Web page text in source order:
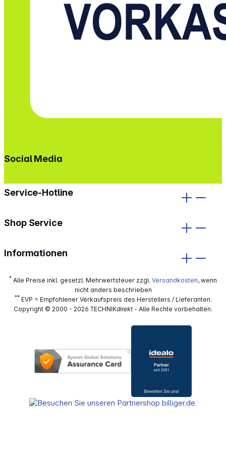
Service-Hotline
Shop Service
Informationen
Social Media
* Alle Preise inkl. gesetzl. Mehrwertsteuer zzgl. Versandkosten, wenn
nicht anders beschrieben
**EVP = Empfohlener Verkaufspreis des Herstellers / Lieferanten.
Copyright © 2000 - 2026 TECHNIKdirekt - Alle Rechte vorbehalten.